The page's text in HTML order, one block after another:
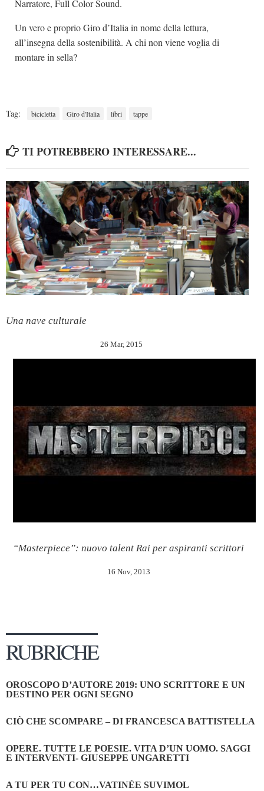
Narratore, Full Color Sound.
Un vero e proprio Giro d’Italia in nome della lettura,
all’insegna della sostenibilità. A chi non viene voglia di
montare in sella?
Tag: bicicletta Giro d'Italia libri tappe
TI POTREBBERO INTERESSARE...
Una nave culturale
26 Mar, 2015
“Masterpiece”: nuovo talent Rai per aspiranti scrittori
16 Nov, 2013
RUBRICHE
OROSCOPO D’AUTORE 2019: UNO SCRITTORE E UN
DESTINO PER OGNI SEGNO
CIÒ CHE SCOMPARE – DI FRANCESCA BATTISTELLA
OPERE. TUTTE LE POESIE. VITA D’UN UOMO. SAGGI
E INTERVENTI- GIUSEPPE UNGARETTI
A TU PER TU CON…VATINÈE SUVIMOL